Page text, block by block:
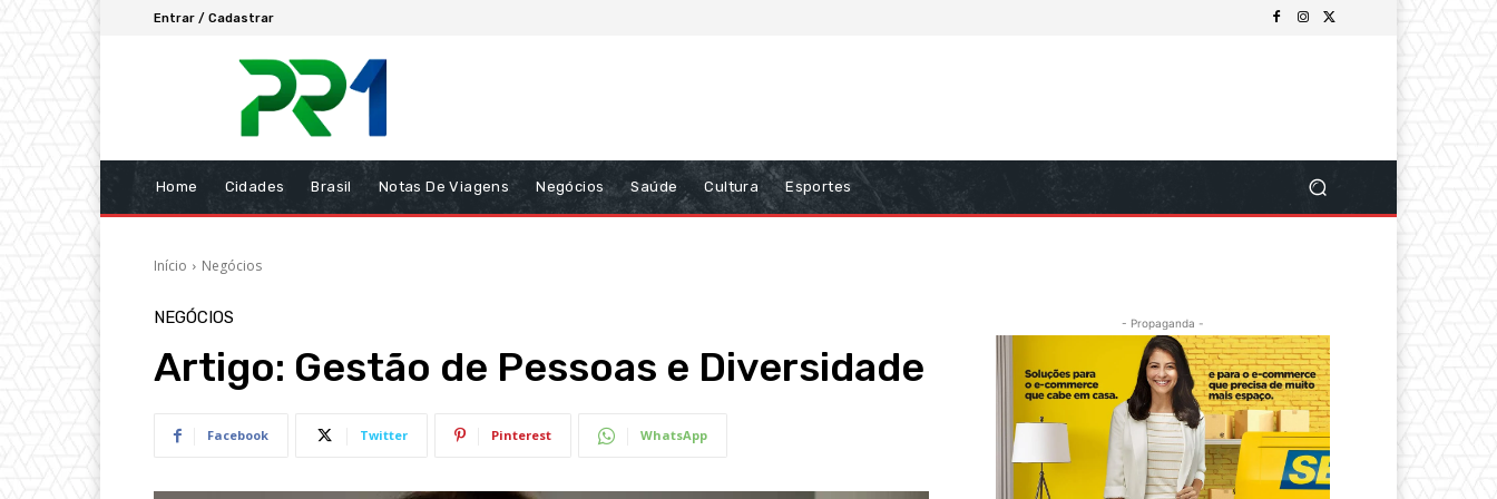
Entrar / Cadastrar
Home Cidades Brasil Notas De Viagens Negócios Saúde Cultura Esportes
Início Negócios
NEGÓCIOS
Artigo: Gestão de Pessoas e Diversidade
Facebook Twitter Pinterest WhatsApp
- Propaganda -